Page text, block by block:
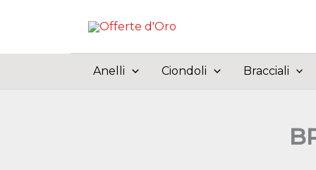
Anelli Ciondoli Bracciali